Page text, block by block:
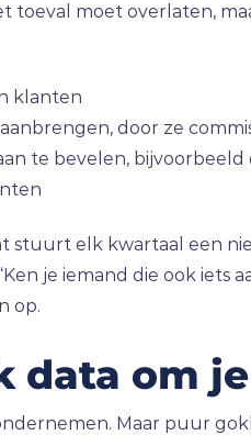
moet overlaten,
klanten
door ze
te bevelen,
stuurt elk kwartaal een
je iemand die ook
op.
data om
Maar puur